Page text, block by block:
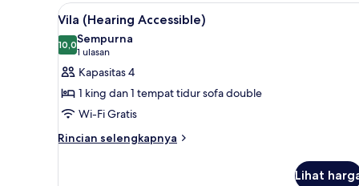
kamar
tidur,
balkon
(Balcony)
Lihat
semua
foto
untuk
Vila
(Hearing
Accessible)
Televisi plasma 55-inci
3
Vila (Hearing Accessible)
10,010,0 dari 10
Sempurna
1 ulasan
(1
ulasan)
Kapasitas 4
1 king dan 1 tempat tidur sofa double
Wi-Fi Gratis
Rincian selengkapnya
Rincian
Lihat